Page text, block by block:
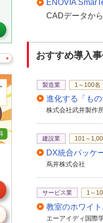
ENOVIA
CADデータか
おすすめ導入
製造業 1～100名
進化する「もの
株式会社武井製作
建設業 101～
DX統合パッケ
蔦井株式会社
サービス業 1～
教室のホワイ
エーアイディ国際